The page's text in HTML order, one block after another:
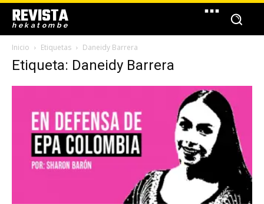
REVISTA
hekatombe
Inicio Etiquetas Daneidy Barrera
Etiqueta: Daneidy Barrera